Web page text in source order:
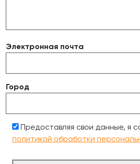
Электронная почта
Город
Предоставляя свои данные, я
политикой обработки